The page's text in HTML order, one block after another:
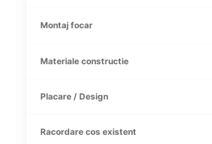
Montaj focar
Materiale constructie
Placare / Design
Racordare cos existent